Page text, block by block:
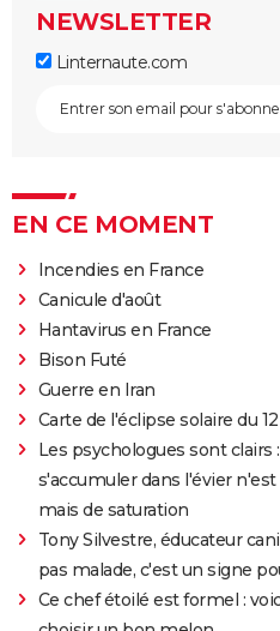
NEWSLETTER
Linternaute.com
EN CE MOMENT
Incendies en France
Canicule d'août
Hantavirus en France
Bison Futé
Guerre en Iran
Carte de l'éclipse solaire du
Les psychologues sont clairs
s'accumuler dans l'évier
mais de saturation
Tony Silvestre, éducateur
pas malade, c'est un signe
Ce chef étoilé est formel :